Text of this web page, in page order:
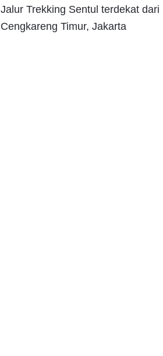
Jalur Trekking Sentul terdekat dari
Cengkareng Timur, Jakarta